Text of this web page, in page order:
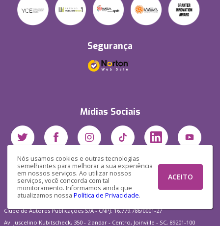
Nós usamos cookies e outras tecnologias
semelhantes para melhorar a sua experiência
em nossos serviços. Ao utilizar nossos
serviços, você concorda com tal
monitoramento. Informamos ainda que
atualizamos nossa Política de Privacidade.
ACEITO
Segurança
Mídias Sociais
Clube de Autores Publicações S/A - CNPJ: 16.779.786/0001-27
Av. Juscelino Kubitscheck, 350 - 2 andar - Centro, Joinville - SC, 89201-100